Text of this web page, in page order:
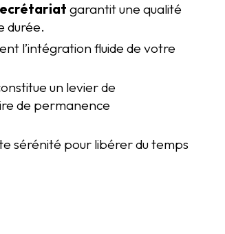
garantit une qualité
durée.
l’intégration fluide de votre
un levier de
de permanence
sérénité pour libérer du temps